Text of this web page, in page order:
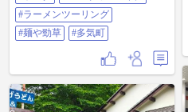
#ラーメンツーリング
#麺や勁草
#多気町